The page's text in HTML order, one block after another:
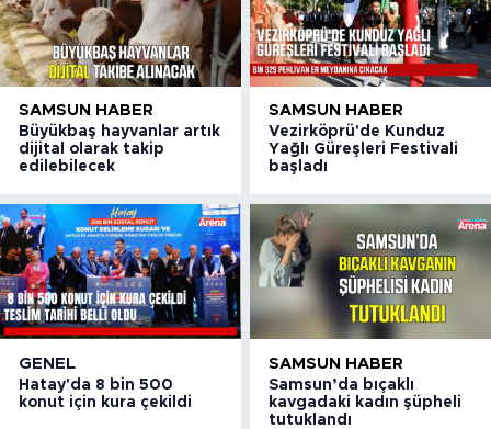
SAMSUN HABER
Büyükbaş hayvanlar artık
dijital olarak takip
edilebilecek
SAMSUN HABER
Vezirköprü'de Kunduz
Yağlı Güreşleri Festivali
başladı
GENEL
Hatay'da 8 bin 500
konut için kura çekildi
SAMSUN HABER
Samsun’da bıçaklı
kavgadaki kadın şüpheli
tutuklandı